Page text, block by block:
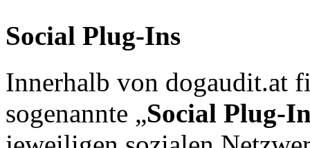
Social Plug-Ins
Innerhalb von dogaudit.at
sogenannte „Social Plug-